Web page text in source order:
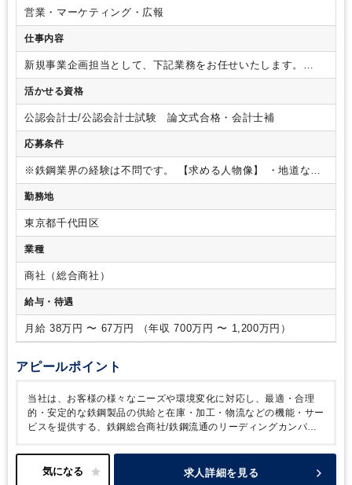
営業・マーケティング・広報
仕事内容
新規事業企画担当として、下記業務をお任せいたします。
【具体的な業務内容】・NejiLaw社の発明などを活用した知財
ビジネスの収益モデル構築及び新しいスキームへの取組
トナーとの協業(合弁や買収)
・電炉スクラップ業界へのデジタ
ルツール導入・普及
★新規事業立ち上げの流れ新規事業立ち上げはそれぞれで多
少の違いはあるものの、その流れは大きく分けて４つ。『市
場性の調査⇒事業性の検証⇒競争力あるビジネスモデルの検証
⇒実現性の検証』になります。
取得、そこで始めて新規事業として実行に移す、という流れと
なります。
スされておらず、社内でも期待の大きい新規事業をプロジェク
トとして成功に導くことがミッションです。・ご経験と希望
をふまえて、現在進行中のプロジェクトの中から担当を決定し
ます。勿論自らのアイディアと発想で創り上げるまったく新し
い事業も歓迎です。・業界経験は重要ではなく、必要なのは
です。 ・新卒、キャリア採用を中心に多様な社員が在籍して
易いよう社内のレイアウトも工夫されているため、中途の方も
安心して働ける環境が整っています。・コアタイム無しのフ
レックスタイム制を導入しており、標準労働時間も7時間15分
す。
活かせる資格
公認会計士/公認会計士試験 論文式合格・会計士補
応募条件
※鉄鋼業界の経験は不問です。 【求める人物像】
・地道な市
場調査にも真摯に取り組める粘り強さ・各種検証に必要な論
理的思考や計数管理能力に加え、思いやりや気配りといったコ
勤務地
東京都千代田区
業種
商社（総合商社）
給与・待遇
月給 38万円 〜 67万円 （年収 700万円 〜 1,200万円）
アピールポイント
当社は、お客様の様々なニーズや環境変化に対応し、最適・合理
的・安定的な鉄鋼製品の供給と在庫・加工・物流などの機能・サー
ビスを提供する、鉄鋼総合商社/鉄鋼流通のリーディングカンパニ
国内外に幅広く網羅したネットワークが強みです。これらの国際的
ネットワークを活用し、金属マーケットだけでなく両親会社とも情
求人詳細を見る